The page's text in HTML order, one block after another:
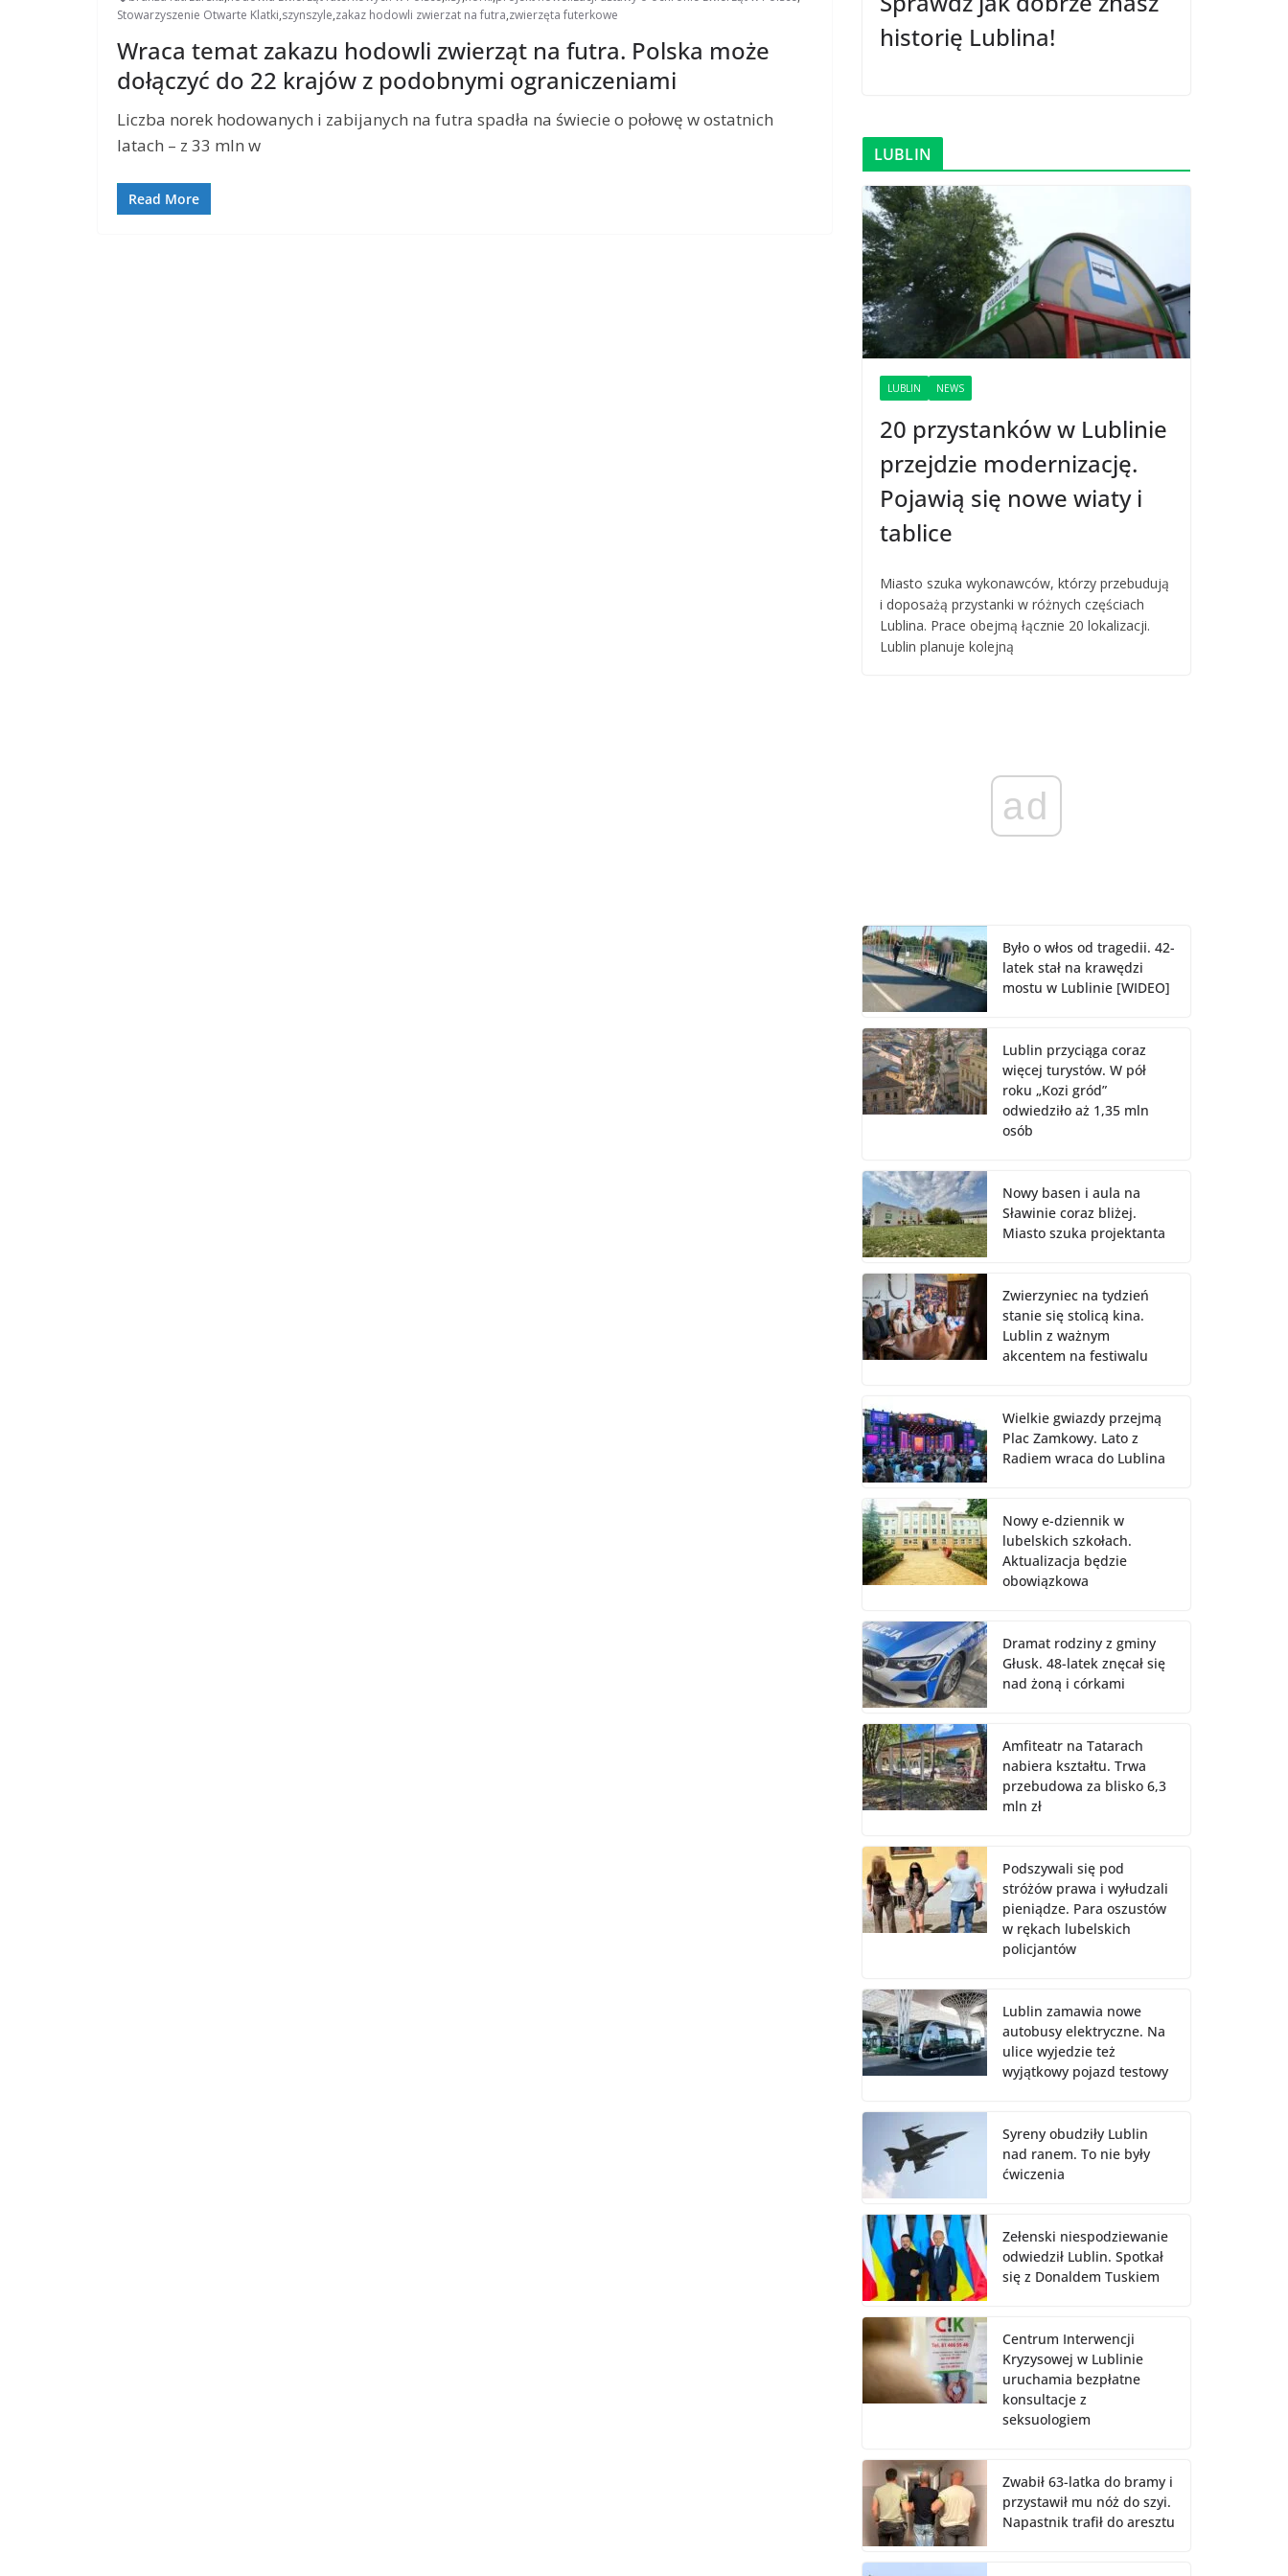
Stowarzyszenie Otwarte Klatki,szynszyle,zakaz hodowli zwierzat na futra,zwierzęta futerkowe
Wraca temat zakazu hodowli zwierząt na futra. Polska może
dołączyć do 22 krajów z podobnymi ograniczeniami
Liczba norek hodowanych i zabijanych na futra spadła na świecie o połowę w ostatnich
latach – z 33 mln w
Read More
historię Lublina!
LUBLIN
LUBLIN NEWS
20 przystanków w Lublinie
przejdzie modernizację.
Pojawią się nowe wiaty i
tablice
Miasto szuka wykonawców, którzy przebudują
i doposażą przystanki w różnych częściach
Lublina. Prace obejmą łącznie 20 lokalizacji.
Lublin planuje kolejną
ad
Było o włos od tragedii. 42-
latek stał na krawędzi
mostu w Lublinie [WIDEO]
Lublin przyciąga coraz
więcej turystów. W pół
roku „Kozi gród”
odwiedziło aż 1,35 mln
osób
Nowy basen i aula na
Sławinie coraz bliżej.
Miasto szuka projektanta
Zwierzyniec na tydzień
stanie się stolicą kina.
Lublin z ważnym
akcentem na festiwalu
Wielkie gwiazdy przejmą
Plac Zamkowy. Lato z
Radiem wraca do Lublina
Nowy e-dziennik w
lubelskich szkołach.
Aktualizacja będzie
obowiązkowa
Dramat rodziny z gminy
Głusk. 48-latek znęcał się
nad żoną i córkami
Amfiteatr na Tatarach
nabiera kształtu. Trwa
przebudowa za blisko 6,3
mln zł
Podszywali się pod
stróżów prawa i wyłudzali
pieniądze. Para oszustów
w rękach lubelskich
policjantów
Lublin zamawia nowe
autobusy elektryczne. Na
ulice wyjedzie też
wyjątkowy pojazd testowy
Syreny obudziły Lublin
nad ranem. To nie były
ćwiczenia
Zełenski niespodziewanie
odwiedził Lublin. Spotkał
się z Donaldem Tuskiem
Centrum Interwencji
Kryzysowej w Lublinie
uruchamia bezpłatne
konsultacje z
seksuologiem
Zwabił 63-latka do bramy i
przystawił mu nóż do szyi.
Napastnik trafił do aresztu